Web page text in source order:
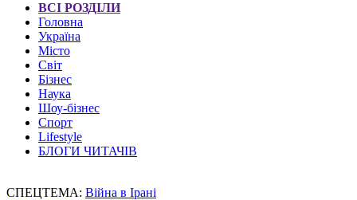
ВСІ РОЗДІЛИ
Головна
Україна
Місто
Світ
Бізнес
Наука
Шоу-бізнес
Спорт
Lifestyle
БЛОГИ ЧИТАЧІВ
СПЕЦТЕМА: Війна в Ірані